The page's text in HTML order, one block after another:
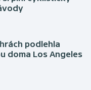
podlehla
doma Los Angeles